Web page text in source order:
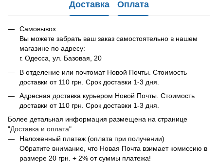
Доставка Оплата
Самовывоз
Вы можете забрать ваш заказ самостоятельно в нашем
магазине по адресу:
г. Одесса, ул. Базовая, 20
В отделение или почтомат Новой Почты. Стоимость
доставки от 110 грн. Срок доставки 1-3 дня.
Адресная доставка курьером Новой Почты. Стоимость
доставки от 110 грн. Срок доставки 1-3 дня.
Более детальная информация размещена на странице
"Доставка и оплата"
Наложенный платеж (оплата при получении)
Обратите внимание, что Новая Почта взимает комиссию в
размере 20 грн. + 2% от суммы платежа!